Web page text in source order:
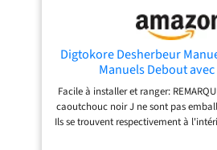
des légumes, des fleurs, des
parterres de
Digtokore Desherbeur
Manuels Debout
Facile à installer et ranger:
caoutchouc noir J ne sont pas
Ils se trouvent respectivement à